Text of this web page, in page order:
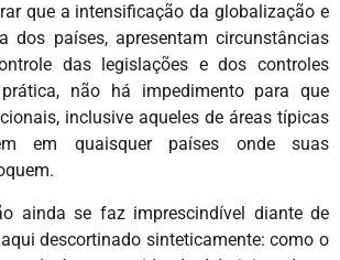
que a intensificação da globalização e
dos países, apresentam circunstâncias
das legislações e dos controles
não há impedimento para que
inclusive aqueles de áreas típicas
em quaisquer países onde suas
ainda se faz imprescindível diante de
descortinado sinteticamente: como o